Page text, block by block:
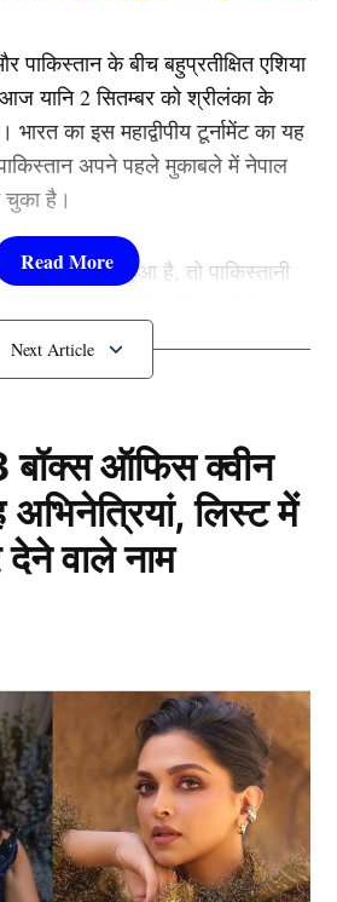
के बीच बहुप्रतीक्षित एशिया
यानि 2 सितम्बर को श्रीलंका के
का इस महाद्वीपीय टूर्नामेंट का यह
अपने पहले मुकाबले में नेपाल
है।
जब भी मैच हुआ है, तो पाकिस्तानी
नीली जर्सी वाली टीम के
इस बार भारतीय कप्तान और सलामी
से डरे रोहित शर्मा
Next Article
बॉक्स ऑफिस क्वीन
अभिनेत्रियां, लिस्ट में
वाले नाम